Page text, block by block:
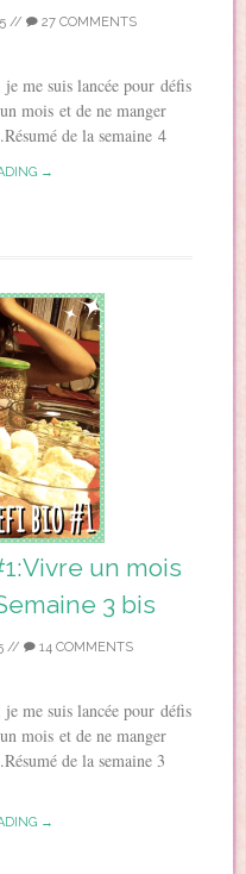
// 27 COMMENTS
me suis lancée pour défis
mois et de ne manger
de la semaine 4
→
un mois
3 bis
// 14 COMMENTS
me suis lancée pour défis
mois et de ne manger
de la semaine 3
→